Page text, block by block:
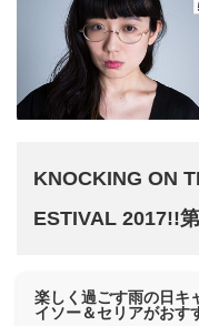
KNOCKING ON
ESTIVAL 2017!!
楽しく過ごす雨の日キ
イソー＆セリアがおす